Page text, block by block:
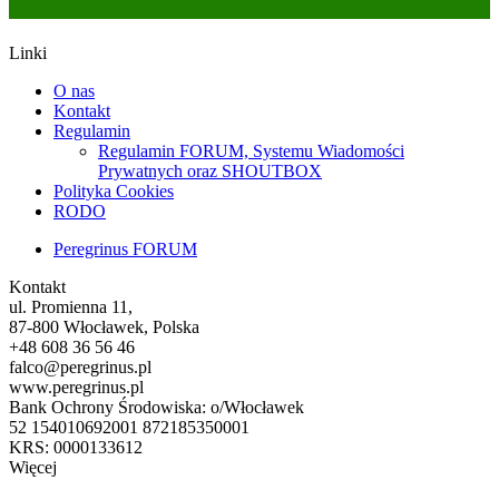
Linki
O nas
Kontakt
Regulamin
Regulamin FORUM, Systemu Wiadomości
Prywatnych oraz SHOUTBOX
Polityka Cookies
RODO
Peregrinus FORUM
Kontakt
ul. Promienna 11,
87-800 Włocławek, Polska
+48 608 36 56 46
falco@peregrinus.pl
www.peregrinus.pl
Bank Ochrony Środowiska: o/Włocławek
52 154010692001 872185350001
KRS: 0000133612
Więcej